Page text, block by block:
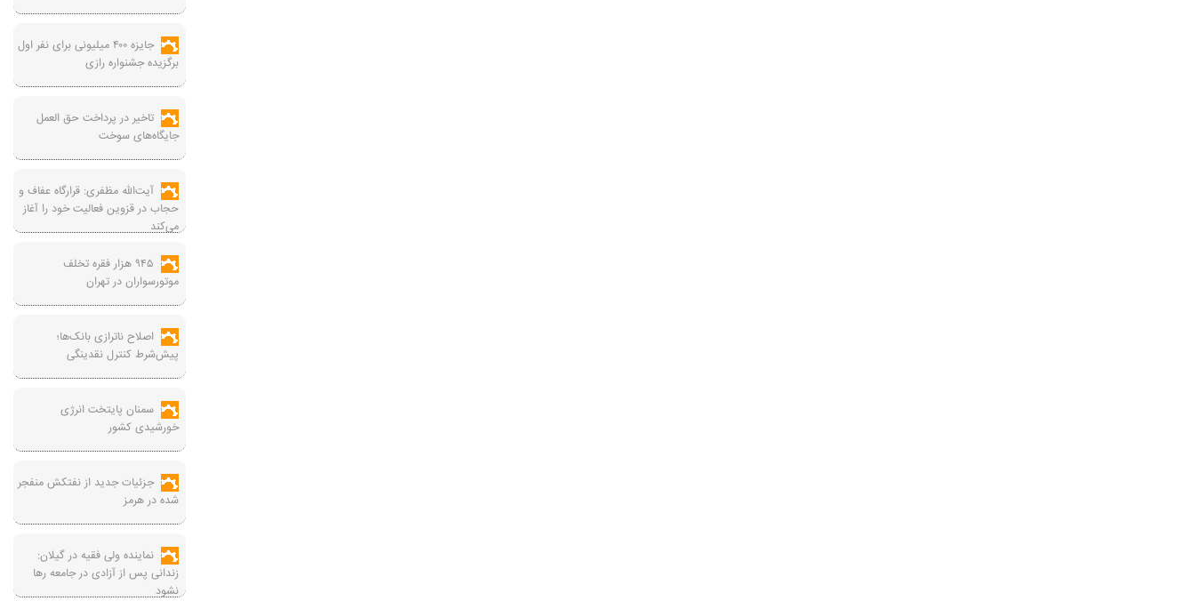
جایزه ۴۰۰ میلیونی برای نفر اول
برگزیده جشنواره رازی
تاخیر در پرداخت حق العمل
جایگاه‌های سوخت
آیت‌الله مظفری: قرارگاه عفاف و
حجاب در قزوین فعالیت خود را آغاز
می‌کند
۹۴۵ هزار فقره تخلف
موتورسواران در تهران
اصلاح ناترازی بانک‌ها؛
پیش‌شرط کنترل نقدینگی
سمنان پایتخت انرژی
خورشیدی کشور
جزئیات جدید از نفتکش منفجر
شده در هرمز
نماینده ولی فقیه در گیلان:
زندانی پس از آزادی در جامعه رها
نشود